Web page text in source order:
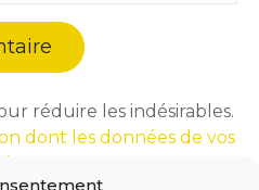
réduire les indésirables.
dont les données de vos